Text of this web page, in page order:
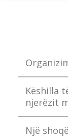
Këshilla
njerëzit
Një